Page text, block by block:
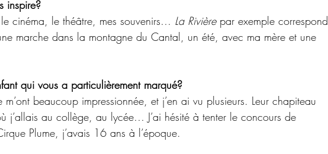
inspire?
cinéma, le théâtre, mes souvenirs… La Rivière par exemple correspond
marche dans la montagne du Cantal, un été, avec ma mère et une
qui vous a particulièrement marqué?
beaucoup impressionnée, et j’en ai vu plusieurs. Leur chapiteau
j’allais au collège, au lycée… J’ai hésité à tenter le concours de
Plume, j’avais 16 ans à l’époque.